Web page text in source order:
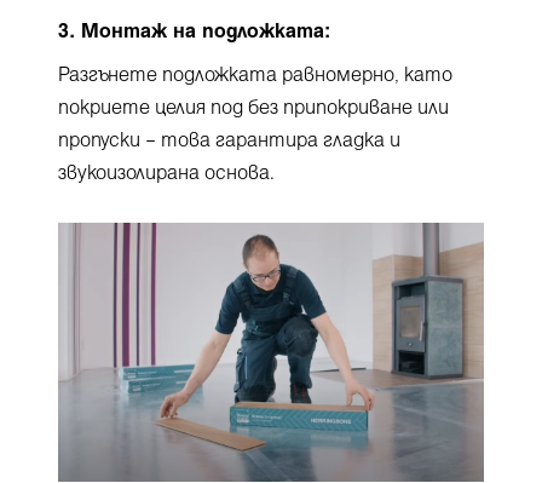
3. Монтаж на подложката:
Разгънете подложката равномерно, като
покриете целия под без припокриване или
пропуски – това гарантира гладка и
звукоизолирана основа.